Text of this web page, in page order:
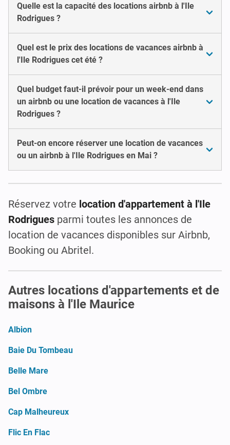
Quelle est la capacité des locations airbnb à l'Ile
Rodrigues ?
Quel est le prix des locations de vacances airbnb à
l'Ile Rodrigues cet été ?
Quel budget faut-il prévoir pour un week-end dans
un airbnb ou une location de vacances à l'Ile
Rodrigues ?
Peut-on encore réserver une location de vacances
ou un airbnb à l'Ile Rodrigues en Mai ?
Réservez votre location d'appartement à l'Ile
Rodrigues parmi toutes les annonces de
location de vacances disponibles sur Airbnb,
Booking ou Abritel.
Autres locations d'appartements et de
maisons à l'Ile Maurice
Albion
Baie Du Tombeau
Belle Mare
Bel Ombre
Cap Malheureux
Flic En Flac